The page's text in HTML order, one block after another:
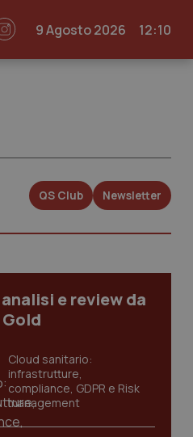
9 Agosto 2026 12:10
QS Club Newsletter
e review da
Gold
Cloud sanitario:
infrastrutture,
compliance, GDPR e Risk
management